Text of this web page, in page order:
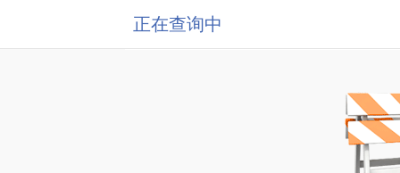
正在查询中